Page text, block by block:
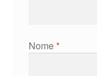
Nome*